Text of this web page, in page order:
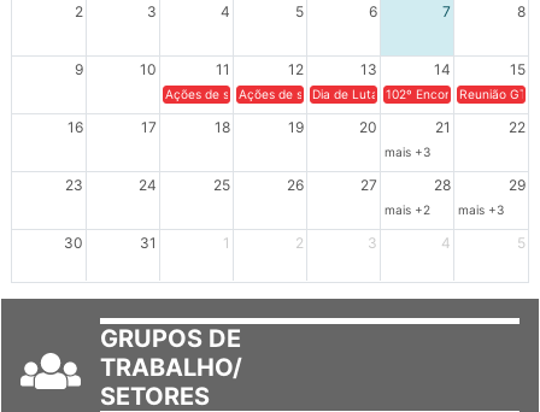
2 3 4 5 6 7 8
9 10 11 12 13 14 15
Ações de solidariedade a Cuba no Rio Grande do Sul - 100
Ações de solidariedade a Cuba no Rio Grande do
Dia de Luta em Defesa de Cuba e da
102º Encontro da
Reunião
16 17 18 19 20 21 22
mais +3
23 24 25 26 27 28 29
mais +2 mais +3
30 31 1 2 3 4 5
GRUPOS DE
TRABALHO/
SETORES